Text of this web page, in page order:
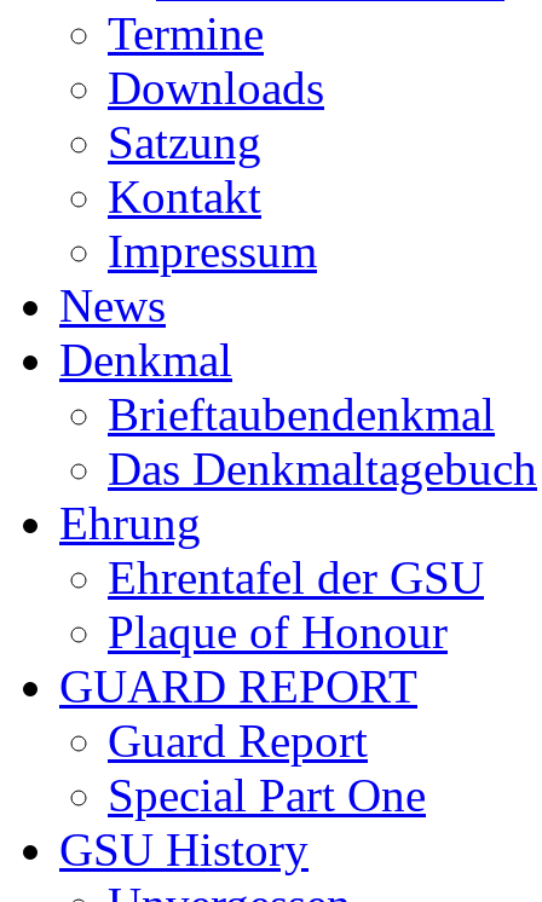
Termine
Downloads
Satzung
Kontakt
Impressum
News
Denkmal
Brieftaubendenkmal
Das Denkmaltagebuch
Ehrung
Ehrentafel der GSU
Plaque of Honour
GUARD REPORT
Guard Report
Special Part One
GSU History